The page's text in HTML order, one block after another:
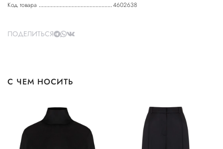
Код товара
4602638
ПОДЕЛИТЬСЯ
С ЧЕМ НОСИТЬ